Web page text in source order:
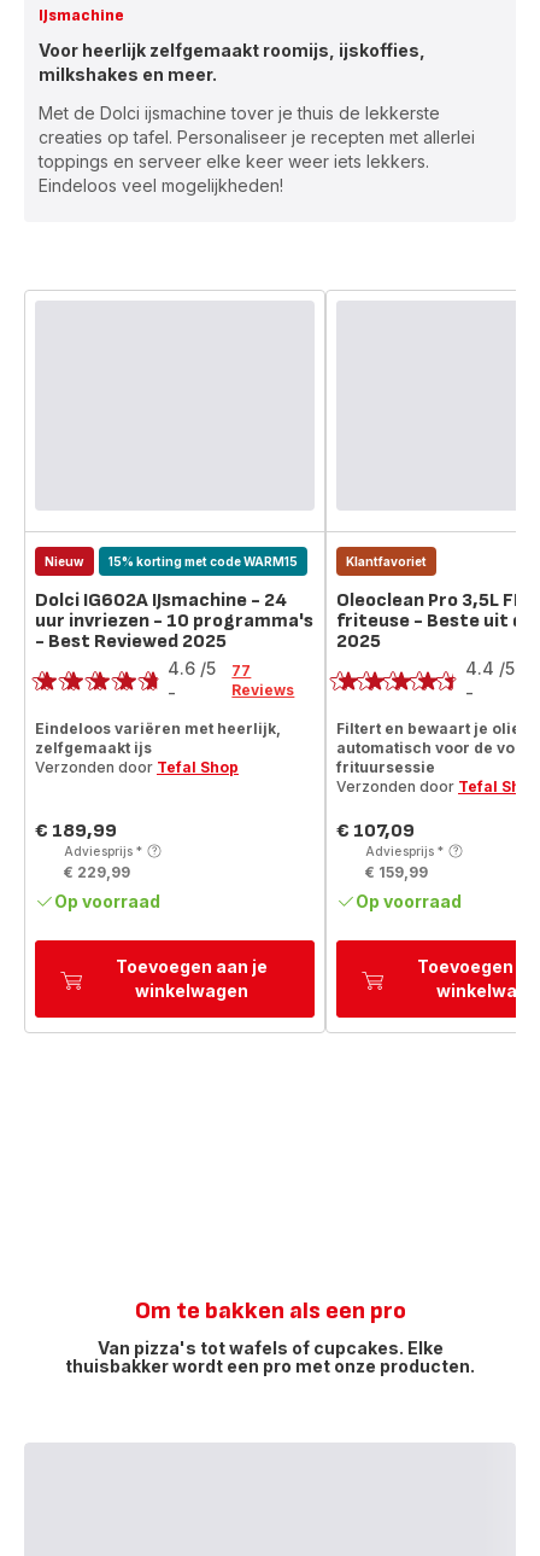
IJsmachine
Voor heerlijk zelfgemaakt roomijs, ijskoffies,
milkshakes en meer.
Met de Dolci ijsmachine tover je thuis de lekkerste
creaties op tafel. Personaliseer je recepten met allerlei
toppings en serveer elke keer weer iets lekkers.
Eindeloos veel mogelijkheden!
Toevoegen aan je
winkelwagen
Nieuw 15% korting met code WARM15
Dolci IG602A IJsmachine - 24
uur invriezen - 10 programma's
- Best Reviewed 2025
Score
4.6 /5
-
77
Reviews
Eindeloos variëren met heerlijk,
zelfgemaakt ijs
Verzonden door Tefal Shop
Prijs
€ 189,99
Adviesprijs*
€ 229,99
Op voorraad
Toevoegen
Klantfavoriet
Oleoclean Pro 3,5L
friteuse - Beste uit de
2025
Score
4.4 /5
-
Filtert en bewaart je olie
automatisch voor de
frituursessie
Verzonden door Tefal Shop
Prijs
€ 107,09
Adviesprijs*
€ 159,99
Op voorraad
Om te bakken als een pro
Van pizza's tot wafels of cupcakes. Elke
thuisbakker wordt een pro met onze producten.